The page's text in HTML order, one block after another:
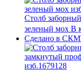
Столб
зеленый мох В
Сделано в